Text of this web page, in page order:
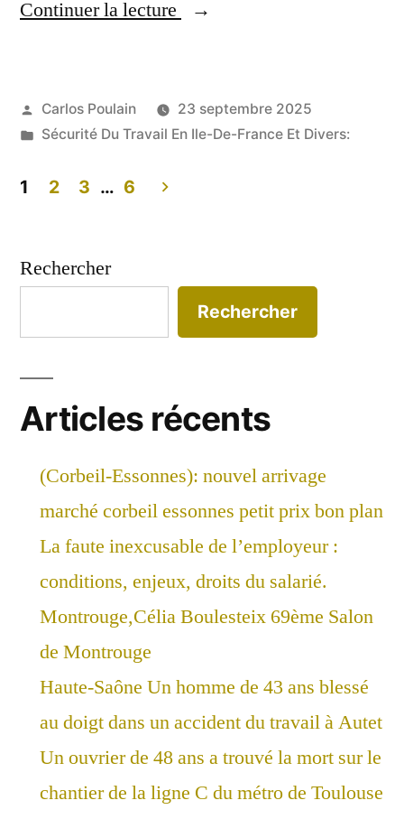
Continuer la lecture
« Une
onze
du
travail
Publié
par
Carlos Poulain
23 septembre 2025
Publié
Sécurité Du Travail En Ile-De-France Et Divers:
des
1 2 3 … 6
Rechercher
Rechercher
Articles récents
(Corbeil-Essonnes): nouvel arrivage
marché corbeil essonnes petit prix bon plan
La faute inexcusable de l’employeur :
conditions, enjeux, droits du salarié.
Montrouge,Célia Boulesteix 69ème Salon
de Montrouge
Haute-Saône Un homme de 43 ans blessé
au doigt dans un accident du travail à Autet
Un ouvrier de 48 ans a trouvé la mort sur le
chantier de la ligne C du métro de Toulouse